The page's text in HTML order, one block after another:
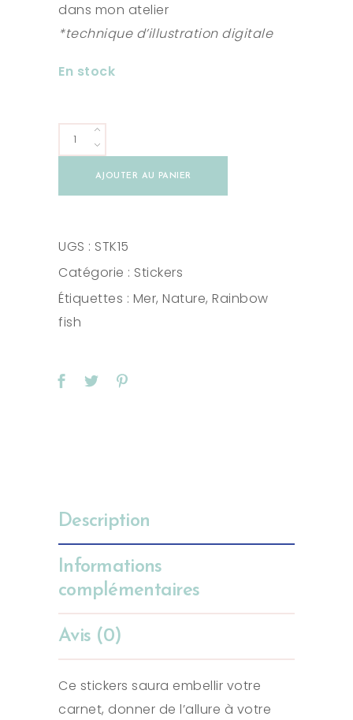
dans mon atelier
*technique d’illustration digitale
En stock
Stickers
Poisson
ChloéAJOUTER AU PANIER
UGS : STK15
Catégorie : Stickers
Étiquettes : Mer,Nature,Rainbow
fish
Description
Informations
complémentaires
Avis (0)
Ce stickers saura embellir votre
carnet, donner de l’allure à votre